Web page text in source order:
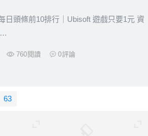
日頭條前10排行｜Ubisoft 遊戲只要1元 資
…
760閱讀 0評論
63